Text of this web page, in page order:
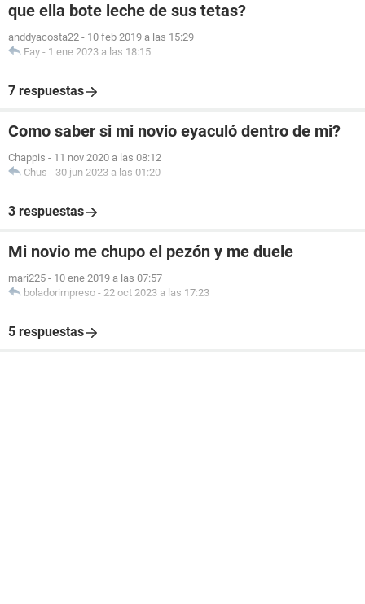
que ella bote leche de sus tetas?
anddyacosta22 - 10 feb 2019 a las 15:29
Fay - 1 ene 2023 a las 18:15
7 respuestas
Como saber si mi novio eyaculó dentro de mi?
Chappis - 11 nov 2020 a las 08:12
Chus - 30 jun 2023 a las 01:20
3 respuestas
Mi novio me chupo el pezón y me duele
mari225 - 10 ene 2019 a las 07:57
boladorimpreso - 22 oct 2023 a las 17:23
5 respuestas